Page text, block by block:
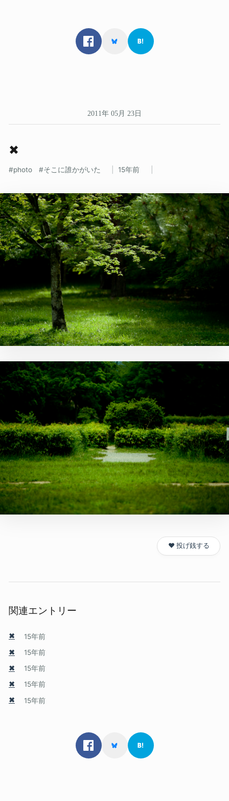
2011年 05月 23日
✖
photo そこに誰かがいた 15年前
❤️ 投げ銭する
関連エントリー
✖
15年前
✖
15年前
✖
15年前
✖
15年前
✖
15年前